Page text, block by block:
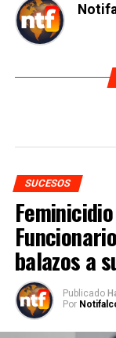
SUCESOS
balazos a
Publicado
Por